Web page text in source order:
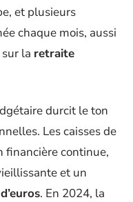
et plusieurs
chaque mois, aussi
la retraite
durcit le ton
Les caisses de
financière continue,
et un
. En 2024, la